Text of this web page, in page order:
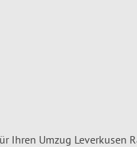
Ihren Umzug Leverkusen